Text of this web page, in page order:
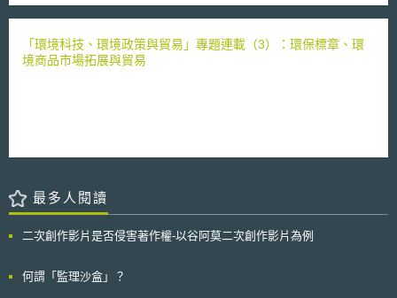
烈的討論聲浪與分歧之見解，也使得該規則草案自提出至今已一年多的時
年生效之後，不僅在各會員國進行個資保護時扮演關鍵性角色，更為國際上
個人資料保護或隱私保護之參考依據，其動向更為各國所專注與留意。而隨
證據，其取樣係有問題。因其是以app store小寫字樣為關鍵字，並輸入在
的使用情境偏向於普通性詞彙使用(generic use)。另外，Apple也以
Microsoft十多年來大眾對其WINDOWS商標屬於普通性詞彙之爭議及指控為
店。 在雙方激烈唇槍舌戰中，究竟這場App Store商標申請准駁戰，會
訊。由於透過基因護照的核發，一國對其基因資源的掌控得以超出其國境之
安全議定書（Convention on Biological Diversity, CBD），各國對源自於其
國境內之基因資源擁有主權。基因資源為生技研究所仰賴的重要研究資源，
資源，包括動物、植物及微生物；護照中將會註明此等物質之來源地、特性
及負責單位。透過基因護照的核發，國與國之間得以建構基因資源流動及運
送的國際共識。由於此項提案受到生物多樣性公約技術專家小組會議二十五
「環境科技、環境政策與貿易」專題連載（3）：環保標章、環
境商品市場拓展與貿易
最多人閱讀
二次創作影片是否侵害著作權-以谷阿莫二次創作影片為例
何謂「監理沙盒」？